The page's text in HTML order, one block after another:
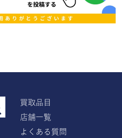
買取品目
店舗一覧
よくある質問